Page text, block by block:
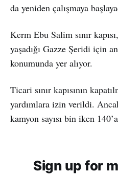
da yeniden çalışmaya
Kerm Ebu Salim sınır
yaşadığı Gazze Şeridi için
konumunda yer alıyor.
Ticari sınır kapısının
yardımlara izin verildi.
kamyon sayısı bin iken
Sign up for